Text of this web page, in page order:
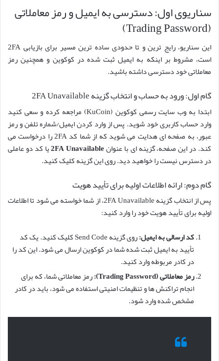
سناریوی اول: دسترسی به ایمیل و رمز معاملاتی
(Trading Password)
این سناریو، رایج ترین و تا حدودی ساده ترین مسیر برای بازیابی 2FA
است، مشروط بر اینکه به ایمیل ثبت شده در کوکوین و همچنین رمز
معاملاتی خود دسترسی داشته باشید.
گام اول: ورود به حساب و انتخاب گزینه 2FA Unavailable
ابتدا به وب سایت رسمی کوکوین (KuCoin) مراجعه کرده و سعی کنید
وارد حساب کاربری خود شوید. پس از وارد کردن ایمیل/شماره تلفن و رمز
عبور، به صفحه ای هدایت می شوید که از شما کد 2FA را درخواست می
کند. در این صفحه، گزینه ای با عنوان2FA Unavailableیا کد دو عاملی
در دسترس نیست را خواهید دید. روی این گزینه کلیک کنید.
گام دوم: ارائه اطلاعات اولیه برای تأیید هویت
پس از انتخاب گزینه 2FA Unavailable، از شما خواسته می شود تا اطلاعات
اولیه برای تأیید هویت خود را وارد کنید:
کد ارسالی به ایمیل:
روی گزینه Send Code کلیک کنید. یک کد
تأیید به ایمیل ثبت شده شما در کوکوین ارسال می شود. این کد را
در کادر مربوطه وارد کنید.
رمز معاملاتی (Trading Password):
رمز معاملاتی شما، که برای
انجام تراکنش ها و تنظیمات امنیتی استفاده می شود، باید در کادر
مشخص شده وارد شود.